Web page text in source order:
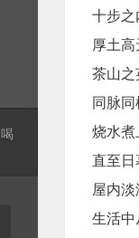
十步之
厚土
茶山之
同脉
烧水煮
直至日
屋内淡
生活中